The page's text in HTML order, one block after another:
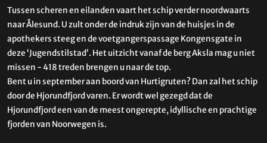
Tussen scheren en eilanden vaart het schip verder noordwaarts
naar Ålesund. U zult onder de indruk zijn van de huisjes in de
apothekers steeg en de voetgangerspassage Kongensgate in
deze ‘Jugendstilstad’. Het uitzicht vanaf de berg Aksla mag u niet
missen - 418 treden brengen u naar de top.
Bent u in september aan boord van Hurtigruten? Dan zal het schip
door de Hjorundfjord varen. Er wordt wel gezegd dat de
Hjorundfjord een van de meest ongerepte, idyllische en prachtige
fjorden van Noorwegen is.